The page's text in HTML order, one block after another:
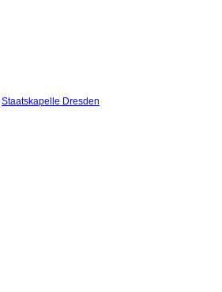
Staatskapelle Dresden